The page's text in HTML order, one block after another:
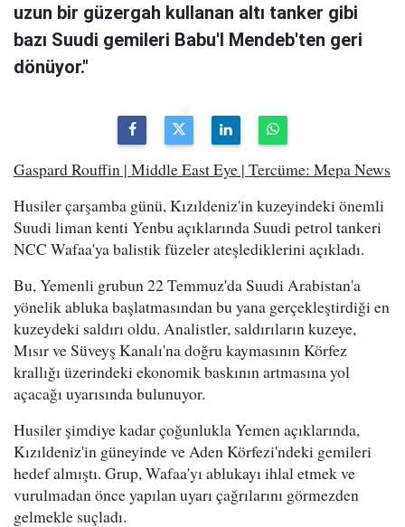
uzun bir güzergah kullanan altı tanker gibi
bazı Suudi gemileri Babu'l Mendeb'ten geri
dönüyor."
Gaspard Rouffin | Middle East Eye | Tercüme: Mepa News
Husiler çarşamba günü, Kızıldeniz'in kuzeyindeki önemli
Suudi liman kenti Yenbu açıklarında Suudi petrol tankeri
NCC Wafaa'ya balistik füzeler ateşlediklerini açıkladı.
Bu, Yemenli grubun 22 Temmuz'da Suudi Arabistan'a
yönelik abluka başlatmasından bu yana gerçekleştirdiği en
kuzeydeki saldırı oldu. Analistler, saldırıların kuzeye,
Mısır ve Süveyş Kanalı'na doğru kaymasının Körfez
krallığı üzerindeki ekonomik baskının artmasına yol
açacağı uyarısında bulunuyor.
Husiler şimdiye kadar çoğunlukla Yemen açıklarında,
Kızıldeniz'in güneyinde ve Aden Körfezi'ndeki gemileri
hedef almıştı. Grup, Wafaa'yı ablukayı ihlal etmek ve
vurulmadan önce yapılan uyarı çağrılarını görmezden
gelmekle suçladı.